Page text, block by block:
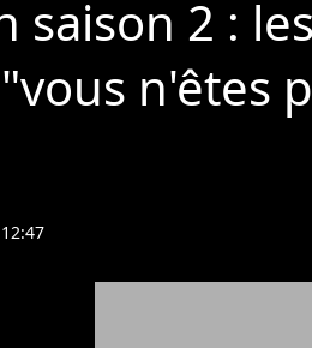
saison 2 :
n'êtes